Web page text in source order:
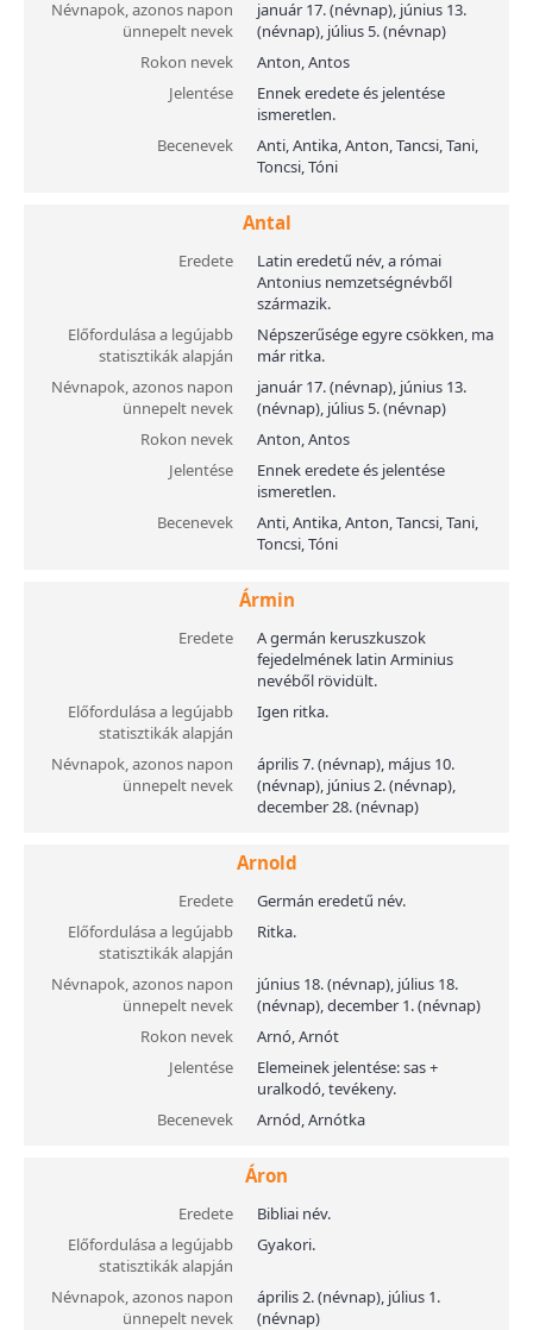
Névnapok, azonos napon
ünnepelt nevek
január 17. (névnap), június 13.
(névnap), július 5. (névnap)
Rokon nevek
Anton, Antos
Jelentése
Ennek eredete és jelentése
ismeretlen.
Becenevek
Anti, Antika, Anton, Tancsi, Tani,
Toncsi, Tóni
Antal
Eredete
Latin eredetű név, a római
Antonius nemzetségnévből
származik.
Előfordulása a legújabb
statisztikák alapján
Népszerűsége egyre csökken, ma
már ritka.
Névnapok, azonos napon
ünnepelt nevek
január 17. (névnap), június 13.
(névnap), július 5. (névnap)
Rokon nevek
Anton, Antos
Jelentése
Ennek eredete és jelentése
ismeretlen.
Becenevek
Anti, Antika, Anton, Tancsi, Tani,
Toncsi, Tóni
Ármin
Eredete
A germán keruszkuszok
fejedelmének latin Arminius
nevéből rövidült.
Előfordulása a legújabb
statisztikák alapján
Igen ritka.
Névnapok, azonos napon
ünnepelt nevek
április 7. (névnap), május 10.
(névnap), június 2. (névnap),
december 28. (névnap)
Arnold
Eredete
Germán eredetű név.
Előfordulása a legújabb
statisztikák alapján
Ritka.
Névnapok, azonos napon
ünnepelt nevek
június 18. (névnap), július 18.
(névnap), december 1. (névnap)
Rokon nevek
Arnó, Arnót
Jelentése
Elemeinek jelentése: sas +
uralkodó, tevékeny.
Becenevek
Arnód, Arnótka
Áron
Eredete
Bibliai név.
Előfordulása a legújabb
statisztikák alapján
Gyakori.
Névnapok, azonos napon
ünnepelt nevek
április 2. (névnap), július 1.
(névnap)